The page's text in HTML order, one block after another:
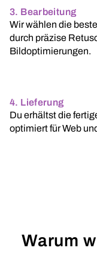
3. Bearbeitung
Wir wählen die
durch präzise
Bildoptimierungen.
4. Lieferung
Du erhältst die
optimiert für Web
Warum